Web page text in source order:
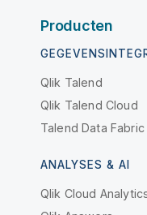
Producten
Qlik Talend
Qlik Talend Cloud
Talend Data Fabric
ANALYSES & AI
Qlik Cloud